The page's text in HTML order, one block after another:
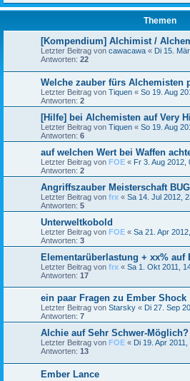
Themen
[Kompendium] Alchimist /
Letzter Beitrag von cawacawa « Di 15.
Antworten: 22
Welche zauber fürs Alchemisten
Letzter Beitrag von Tiquen « So 19. Aug
Antworten: 2
[Hilfe] bei Alchemisten auf Very
Letzter Beitrag von Tiquen « So 19. Aug
Antworten: 6
auf welchen Wert bei Waffen
Letzter Beitrag von FOE « Fr 3. Aug 2012,
Antworten: 2
Angriffszauber Meisterschaft BUG
Letzter Beitrag von frx « Sa 14. Jul 2012,
Antworten: 5
Unterweltkobold
Letzter Beitrag von FOE « Sa 21. Apr
Antworten: 3
Elementarüberlastung + xx% auf
Letzter Beitrag von frx « Sa 1. Okt 2011,
Antworten: 17
ein paar Fragen zu Ember Shock
Letzter Beitrag von Starsky « Di 27. Sep
Antworten: 7
Alchie auf Sehr Schwer-Möglich?
Letzter Beitrag von FOE « Di 19. Apr
Antworten: 13
Ember Lance